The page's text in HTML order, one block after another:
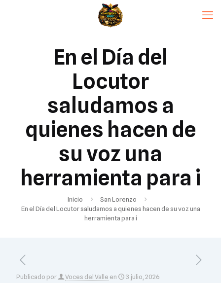
En el Día del
Locutor
saludamos a
quienes hacen de
su voz una
herramienta para i
Inicio
San Lorenzo
En el Día del Locutor saludamos a quienes hacen de su voz una
herramienta para i
Publicado por Voces del Valle en 3 julio, 2026